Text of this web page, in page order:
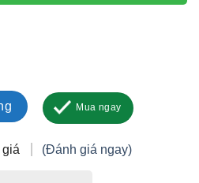
(Đánh giá ngay)
Mua ngay